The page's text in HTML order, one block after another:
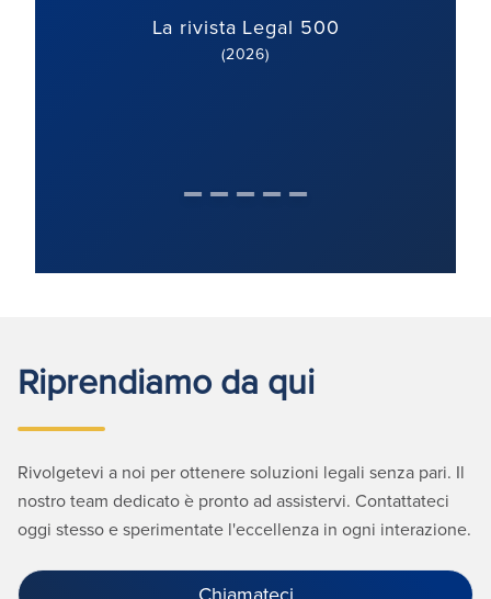
La rivista Legal 500
(2026)
Riprendiamo da qui
Rivolgetevi a noi per ottenere soluzioni legali senza pari. Il
nostro team dedicato è pronto ad assistervi. Contattateci
oggi stesso e sperimentate l'eccellenza in ogni interazione.